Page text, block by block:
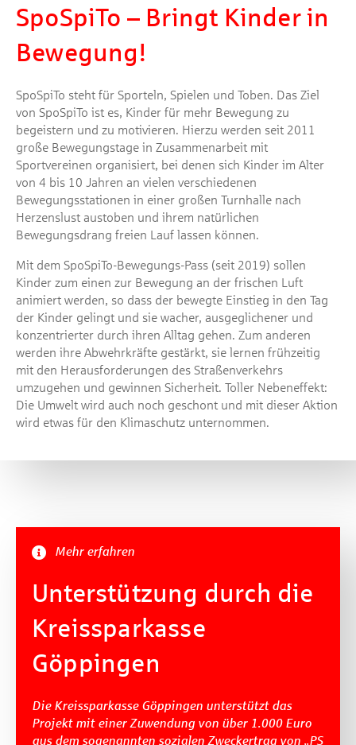
SpoSpiTo – Bringt Kinder in
Bewegung!
SpoSpiTo steht für Sporteln, Spielen und Toben. Das Ziel
von SpoSpiTo ist es, Kinder für mehr Bewegung zu
begeistern und zu motivieren. Hierzu werden seit 2011
große Bewegungstage in Zusammenarbeit mit
Sportvereinen organisiert, bei denen sich Kinder im Alter
von 4 bis 10 Jahren an vielen verschiedenen
Bewegungsstationen in einer großen Turnhalle nach
Herzenslust austoben und ihrem natürlichen
Bewegungsdrang freien Lauf lassen können.
Mit dem SpoSpiTo-Bewegungs-Pass (seit 2019) sollen
Kinder zum einen zur Bewegung an der frischen Luft
animiert werden, so dass der bewegte Einstieg in den Tag
der Kinder gelingt und sie wacher, ausgeglichener und
konzentrierter durch ihren Alltag gehen. Zum anderen
werden ihre Abwehrkräfte gestärkt, sie lernen frühzeitig
mit den Herausforderungen des Straßenverkehrs
umzugehen und gewinnen Sicherheit. Toller Nebeneffekt:
Die Umwelt wird auch noch geschont und mit dieser Aktion
wird etwas für den Klimaschutz unternommen.
Mehr erfahren
Unterstützung durch die
Kreissparkasse
Göppingen
Die Kreissparkasse Göppingen unterstützt das
Projekt mit einer Zuwendung von über 1.000 Euro
aus dem sogenannten sozialen Zweckertrag von „PS